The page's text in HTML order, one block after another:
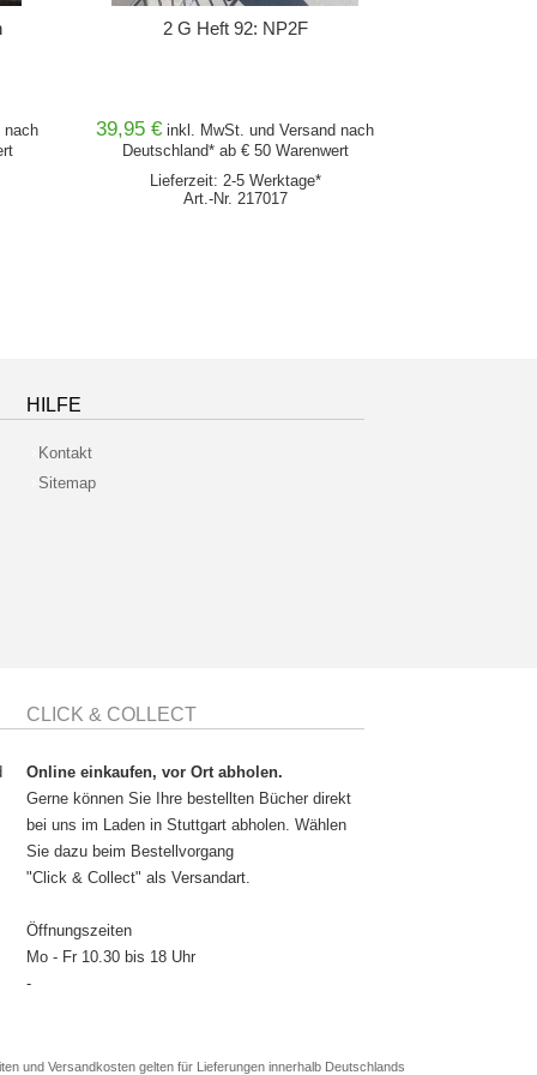
nach
2 G Heft 92: NP2F
39,95 € inkl. MwSt. und Versand nach
Deutschland* ab € 50 Warenwert
Lieferzeit: 2-5 Werktage*
Art.-Nr. 217017
HILFE
Kontakt
Sitemap
CLICK & COLLECT
Online einkaufen, vor Ort abholen.
Gerne können Sie Ihre bestellten Bücher direkt
bei uns im Laden in Stuttgart abholen. Wählen
Sie dazu beim Bestellvorgang
"Click & Collect" als Versandart.
Öffnungszeiten
Mo - Fr 10.30 bis 18 Uhr
-
und Versandkosten gelten für Lieferungen innerhalb Deutschlands